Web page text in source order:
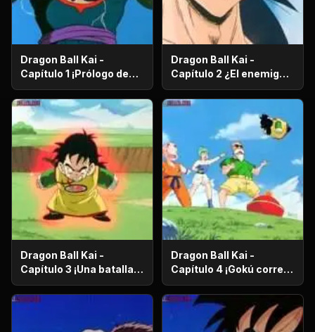
Dragon Ball Kai -
Capítulo 1 ¡Prólogo de
batalla! ¡El regreso de
Gokú!
Dragon Ball Kai -
Capítulo 2 ¿El enemigo
es el hermano mayor de
Gokú? ¡El secreto de los
poderosos guerreros
Dragon Ball Kai -
Capítulo 3 ¡Una batalla
de vida o muerte! ¡El
ataque desesperado de
Dragon Ball Kai -
Capítulo 4 ¡Gokú corre
en el más allá! ¡El
camino de la serpiente
de un millón de
kilómetros!